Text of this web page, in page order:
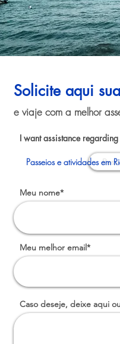
Solicite aqui
e viaje com a melhor
I want assistance regarding
Passeios e atividades em
Meu nome*
Meu melhor email*
Caso deseje, deixe aqui